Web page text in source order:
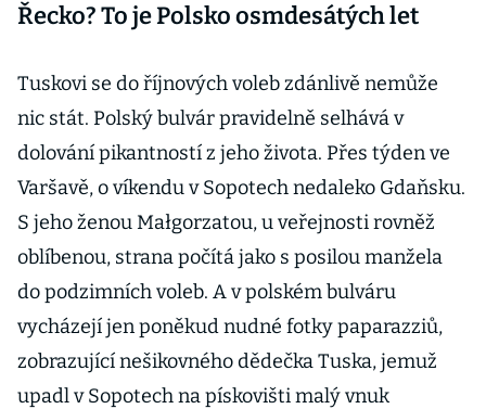
Řecko? To je Polsko osmdesátých let
Tuskovi se do říjnových voleb zdánlivě nemůže
nic stát. Polský bulvár pravidelně selhává v
dolování pikantností z jeho života. Přes týden ve
Varšavě, o víkendu v Sopotech nedaleko Gdaňsku.
S jeho ženou Małgorzatou, u veřejnosti rovněž
oblíbenou, strana počítá jako s posilou manžela
do podzimních voleb. A v polském bulváru
vycházejí jen poněkud nudné fotky paparazziů,
zobrazující nešikovného dědečka Tuska, jemuž
upadl v Sopotech na pískovišti malý vnuk